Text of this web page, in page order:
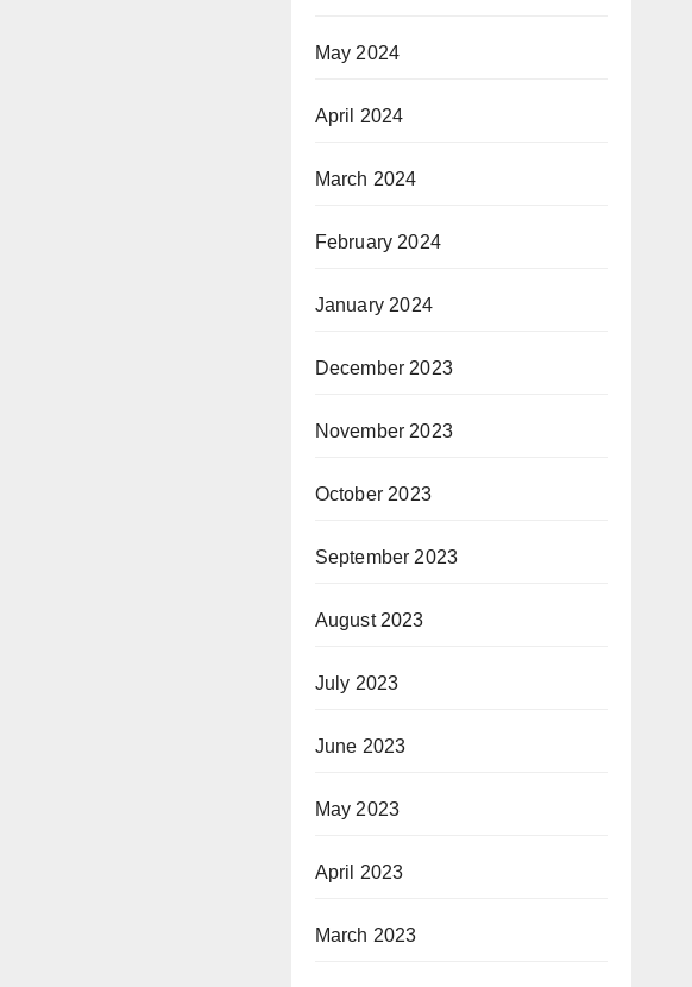
May 2024
April 2024
March 2024
February 2024
January 2024
December 2023
November 2023
October 2023
September 2023
August 2023
July 2023
June 2023
May 2023
April 2023
March 2023